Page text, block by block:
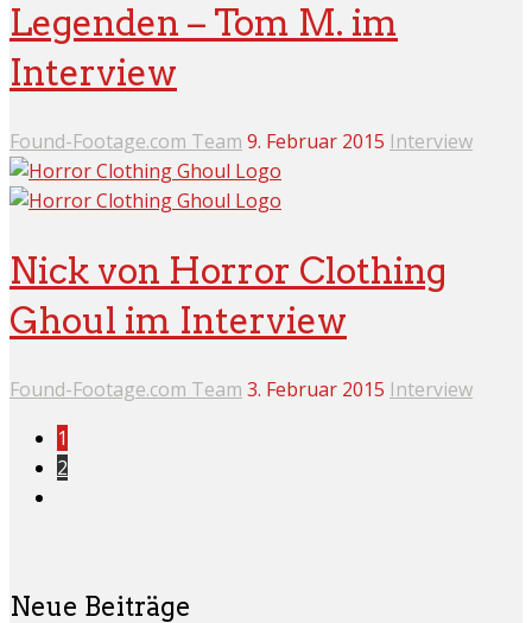
Legenden – Tom M. im
Interview
Found-Footage.com Team 9. Februar 2015 Interview
Nick von Horror Clothing
Ghoul im Interview
Found-Footage.com Team 3. Februar 2015 Interview
1
2
Neue Beiträge